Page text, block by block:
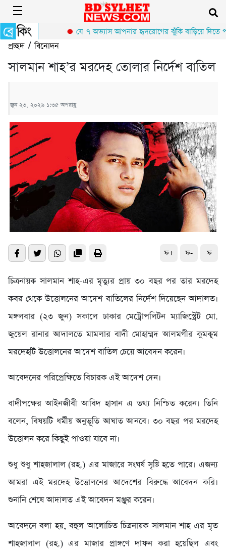
যে ৭ অভ্যাস আপনার হৃদরোগের ঝুঁকি বাড়িয়ে দিতে পারে
প্রচ্ছদ/বিনোদন
সালমান শাহ’র মরদেহ তোলার নির্দেশ বাতিল
জুন ২৩, ২০২৬ ১:৩৫ অপরাহ্ণ
ফ+ ফ- ফ
চিত্রনায়ক সালমান শাহ-এর মৃত্যুর প্রায় ৩০ বছর পর তার মরদেহ
কবর থেকে উত্তোলনের আদেশ বাতিলের নির্দেশ দিয়েছেন আদালত।
মঙ্গলবার (২৩ জুন) সকালে ঢাকার মেট্রোপলিটন ম্যাজিস্ট্রেট মো.
জুয়েল রানার আদালতে মামলার বাদী মোহাম্মদ আলমগীর কুমকুম
মরদেহটি উত্তোলনের আদেশ বাতিল চেয়ে আবেদন করেন।
আবেদনের পরিপ্রেক্ষিতে বিচারক এই আদেশ দেন।
বাদীপক্ষের আইনজীবী আবিদ হাসান এ তথ্য নিশ্চিত করেন। তিনি
বলেন, বিষয়টি ধর্মীয় অনুভূতি আঘাত আনবে। ৩০ বছর পর মরদেহ
উত্তোলন করে কিছুই পাওয়া যাবে না।
শুধু শুধু শাহজালাল (রহ.) এর মাজারে সংঘর্ষ সৃষ্টি হতে পারে। এজন্য
আমরা এই মরদেহ উত্তোলনের আদেশের বিরুদ্ধে আবেদন করি।
শুনানি শেষে আদালত এই আবেদন মঞ্জুর করেন।
আবেদনে বলা হয়, বহুল আলোচিত চিত্রনায়ক সালমান শাহ এর মৃত
শাহজালাল (রহ.) এর মাজার প্রাঙ্গণে দাফন করা হয়েছিল এবং